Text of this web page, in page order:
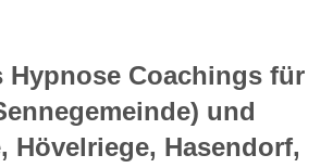
Hypnose Coachings für
und
Hövelriege, Hasendorf,